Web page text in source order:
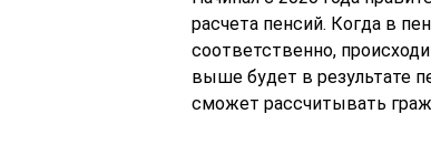
расчета пенсий. Когда в
соответственно,
выше будет в результате
сможет рассчитывать